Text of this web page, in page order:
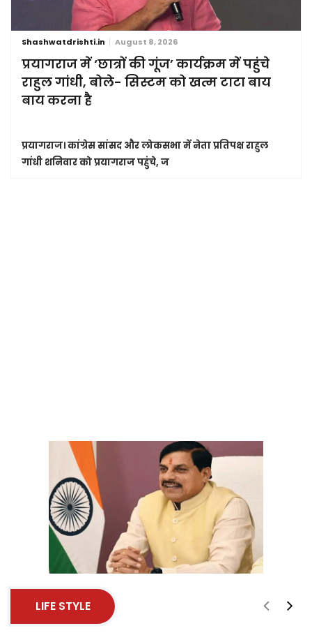
Shashwatdrishti.in August 8, 2026
प्रयागराज में ‘छात्रों की गूंज’ कार्यक्रम में पहुंचे
राहुल गांधी, बोले- सिस्टम को खत्म टाटा बाय
बाय करना है
प्रयागराज।कांग्रेस सांसद और लोकसभा में नेता प्रतिपक्ष राहुल
गांधी शनिवार को प्रयागराज पहुंचे, ज
LIFE STYLE